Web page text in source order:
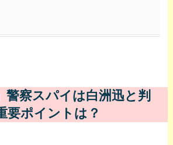
警察スパイは白洲迅と判
要ポイントは？